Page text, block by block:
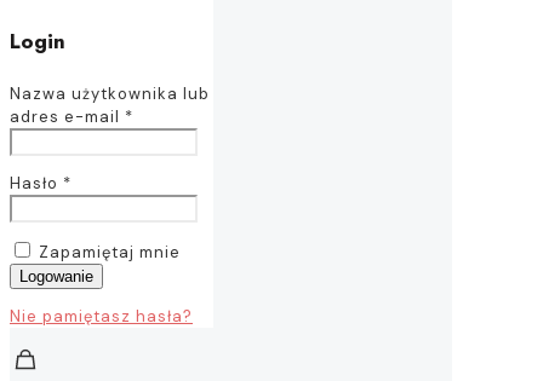
Login
Nazwa użytkownika lub
adres e-mail *
Hasło *
Zapamiętaj mnie
Logowanie
Nie pamiętasz hasła?